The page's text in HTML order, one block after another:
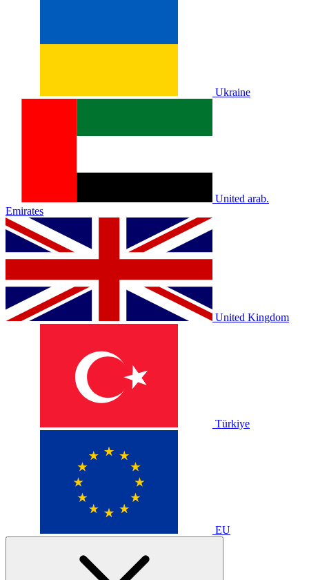
Ukraine
United arab.
Emirates
United Kingdom
Türkiye
EU